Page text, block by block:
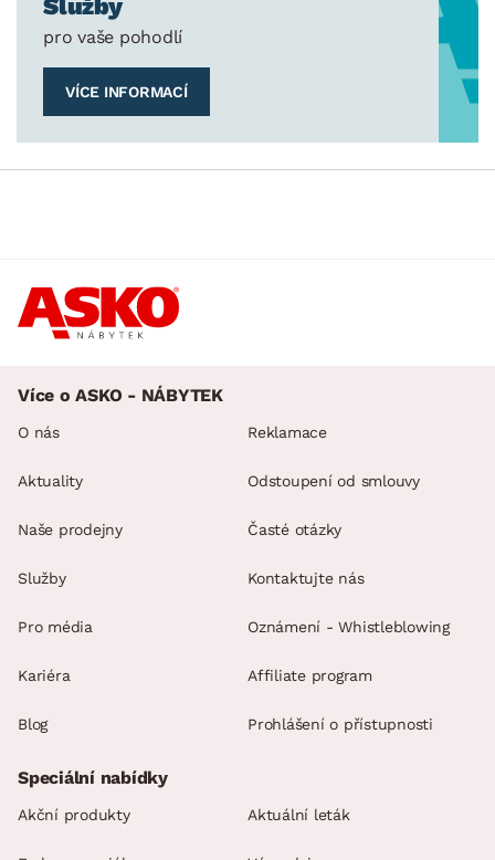
Služby
pro vaše pohodlí
VÍCE INFORMACÍ
Více o ASKO - NÁBYTEK
O nás
Aktuality
Naše prodejny
Služby
Pro média
Kariéra
Blog
Reklamace
Odstoupení od smlouvy
Časté otázky
Kontaktujte nás
Oznámení - Whistleblowing
Affiliate program
Prohlášení o přístupnosti
Speciální nabídky
Akční produkty Aktuální leták